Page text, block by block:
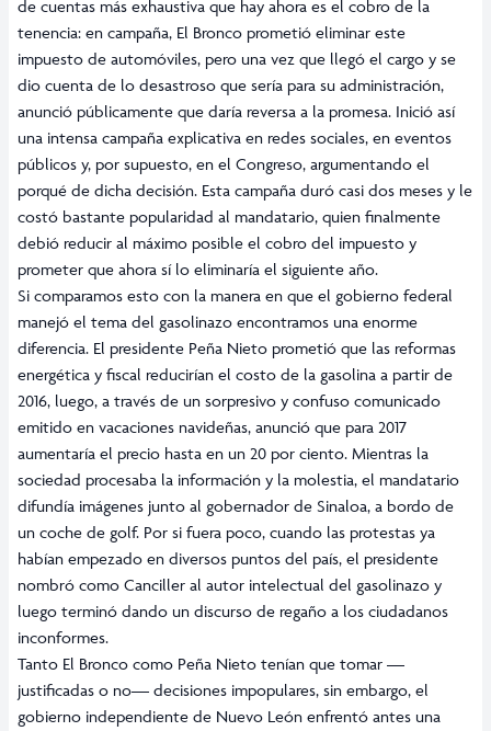
de cuentas más exhaustiva que hay ahora es el cobro de la
tenencia: en campaña, El Bronco prometió eliminar este
impuesto de automóviles, pero una vez que llegó el cargo y se
dio cuenta de lo desastroso que sería para su administración,
anunció públicamente que daría reversa a la promesa. Inició así
una intensa campaña explicativa en redes sociales, en eventos
públicos y, por supuesto, en el Congreso, argumentando el
porqué de dicha decisión. Esta campaña duró casi dos meses y le
costó bastante popularidad al mandatario, quien finalmente
debió reducir al máximo posible el cobro del impuesto y
prometer que ahora sí lo eliminaría el siguiente año.
Si comparamos esto con la manera en que el gobierno federal
manejó el tema del gasolinazo encontramos una enorme
diferencia. El presidente Peña Nieto prometió que las reformas
energética y fiscal reducirían el costo de la gasolina a partir de
2016, luego, a través de un sorpresivo y confuso comunicado
emitido en vacaciones navideñas, anunció que para 2017
aumentaría el precio hasta en un 20 por ciento. Mientras la
sociedad procesaba la información y la molestia, el mandatario
difundía imágenes junto al gobernador de Sinaloa, a bordo de
un coche de golf. Por si fuera poco, cuando las protestas ya
habían empezado en diversos puntos del país, el presidente
nombró como Canciller al autor intelectual del gasolinazo y
luego terminó dando un discurso de regaño a los ciudadanos
inconformes.
Tanto El Bronco como Peña Nieto tenían que tomar —
justificadas o no— decisiones impopulares, sin embargo, el
gobierno independiente de Nuevo León enfrentó antes una